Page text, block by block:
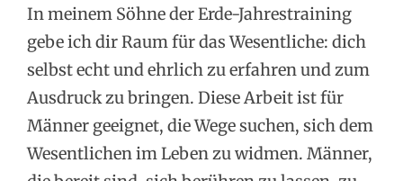
In meinem Söhne der Erde-Jahrestraining
gebe ich dir Raum für das Wesentliche: dich
selbst echt und ehrlich zu erfahren und zum
Ausdruck zu bringen. Diese Arbeit ist für
Männer geeignet, die Wege suchen, sich dem
Wesentlichen im Leben zu widmen. Männer,